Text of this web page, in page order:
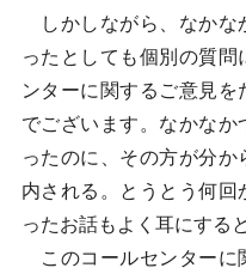
しかしながら、なかな
ったとしても個別の質
ンターに関するご意見
でございます。なかな
ったのに、その方が分
内される。とうとう何
ったお話もよく耳にする
このコールセンターに